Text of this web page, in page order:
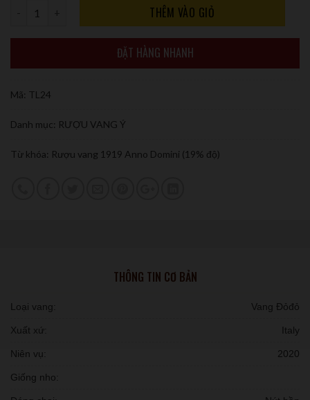
Số lượng THÊM VÀO GIỎ
ĐẶT HÀNG NHANH
Mã: TL24
Danh mục: RƯỢU VANG Ý
Từ khóa: Rượu vang 1919 Anno Domini (19% độ)
THÔNG TIN CƠ BẢN
Loại vang: Vang Đỏđỏ
Xuất xứ: Italy
Niên vụ: 2020
Giống nho: